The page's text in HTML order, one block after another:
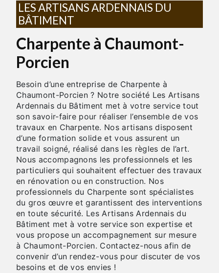
LES ARTISANS ARDENNAIS DU
BÂTIMENT
Charpente à Chaumont-
Porcien
Besoin d’une entreprise de Charpente à
Chaumont-Porcien ? Notre société Les Artisans
Ardennais du Bâtiment met à votre service tout
son savoir-faire pour réaliser l’ensemble de vos
travaux en Charpente. Nos artisans disposent
d’une formation solide et vous assurent un
travail soigné, réalisé dans les règles de l’art.
Nous accompagnons les professionnels et les
particuliers qui souhaitent effectuer des travaux
en rénovation ou en construction. Nos
professionnels du Charpente sont spécialistes
du gros œuvre et garantissent des interventions
en toute sécurité. Les Artisans Ardennais du
Bâtiment met à votre service son expertise et
vous propose un accompagnement sur mesure
à Chaumont-Porcien. Contactez-nous afin de
convenir d’un rendez-vous pour discuter de vos
besoins et de vos envies !